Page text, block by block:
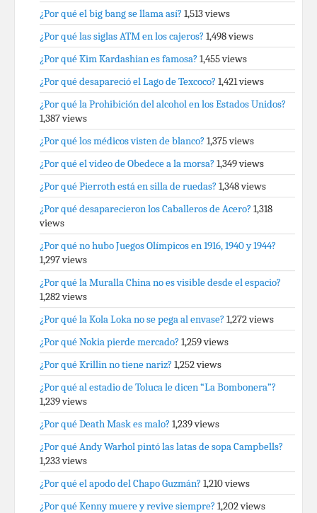
¿Por qué el big bang se llama así? 1,513 views
¿Por qué las siglas ATM en los cajeros? 1,498 views
¿Por qué Kim Kardashian es famosa? 1,455 views
¿Por qué desapareció el Lago de Texcoco? 1,421 views
¿Por qué la Prohibición del alcohol en los Estados Unidos?
1,387 views
¿Por qué los médicos visten de blanco? 1,375 views
¿Por qué el video de Obedece a la morsa? 1,349 views
¿Por qué Pierroth está en silla de ruedas? 1,348 views
¿Por qué desaparecieron los Caballeros de Acero? 1,318
views
¿Por qué no hubo Juegos Olímpicos en 1916, 1940 y 1944?
1,297 views
¿Por qué la Muralla China no es visible desde el espacio?
1,282 views
¿Por qué la Kola Loka no se pega al envase? 1,272 views
¿Por qué Nokia pierde mercado? 1,259 views
¿Por qué Krillin no tiene nariz? 1,252 views
¿Por qué al estadio de Toluca le dicen “La Bombonera”?
1,239 views
¿Por qué Death Mask es malo? 1,239 views
¿Por qué Andy Warhol pintó las latas de sopa Campbells?
1,233 views
¿Por qué el apodo del Chapo Guzmán? 1,210 views
¿Por qué Kenny muere y revive siempre? 1,202 views